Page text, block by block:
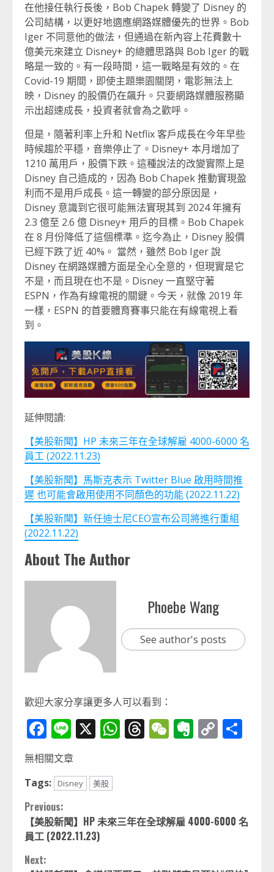
在他接任執行長後，Bob Chapek 轉變了 Disney 的
公司結構，以更好地適應網路媒體優先的世界。Bob
Iger 不同意他的做法，但通過在新內容上花費數十
億美元來建立 Disney+ 的總體思路與 Bob Iger 的戰
略是一致的。有一段時間，這一戰略是有效的。在
Covid-19 期間，即使主題樂園關閉，電影無法上
映，Disney 的股價仍在飆升。只要網路媒體服務顯
示出超速成長，投資者就會為之歡呼。
但是，隨著利率上升和 Netflix 客戶成長在今年早些
時候趨於平穩，音樂停止了。Disney+ 本月增加了
1210 萬用戶，股價下跌。這種說法的改變實際上是
Disney 自己造成的，因為 Bob Chapek 推動實現盈
利而不是用戶成長。這一轉變的部分原因是，
Disney 意識到它很可能無法實現其到 2024 年擁有
2.3 億至 2.6 億 Disney+ 用戶的目標。Bob Chapek
在 8 月份降低了這個標準。迄今為止，Disney 股價
已經下跌了近 40%。 當然，雖然 Bob Iger 說
Disney 在網路媒體方面是全心全意的，但現實是它
不是，而且現在也不是。Disney 一直堅守著
ESPN，作為有線電視的關鍵。今天，就像 2019 年
一樣，ESPN 的首要體育賽事只能在有線電視上看
到。
延伸閱讀:
【美股新聞】HP 未來三年在全球解雇 4000-6000 名
員工 (2022.11.23)
【美股新聞】馬斯克表示 Twitter Blue 啟用時間推
遲 也可能會啟用使用不同顏色的功能 (2022.11.22)
【美股新聞】新任迪士尼CEO宣布公司將進行重組
(2022.11.22)
About The Author
Phoebe Wang
See author's posts
歡迎大家分享讓更多人可以看到：
Facebook
Line
X WhatsApp
Threads
WeChat
Evernote
Copy
無相關文章
Tags:
Disney 美股
Continue
Reading
Previous:
【美股新聞】HP 未來三年在全球解雇 4000-6000 名
員工 (2022.11.23)
Next: